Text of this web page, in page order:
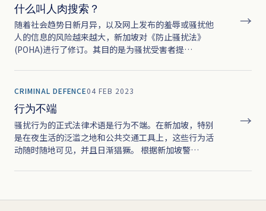
什么叫人肉搜索？
随着社会趋势日新月异，以及网上发布的羞辱或骚扰他
人的信息的风险越来越大，新加坡对《防止骚扰法》
(POHA)进行了修订。其目的是为骚扰受害者提…
→
CRIMINAL DEFENCE04 FEB 2023
行为不端
骚扰行为的正式法律术语是行为不端。在新加坡，特别
是在夜生活的泛滥之地和公共交通工具上，这些行为活
动随时随地可见，并且日渐猖獗。 根据新加坡警…
→